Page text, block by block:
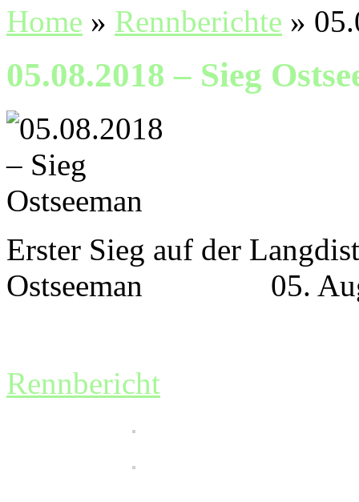
Home » Rennberichte »
05.08.2018 – Sieg
Erster Sieg auf der
Ostseeman 05.
Rennbericht